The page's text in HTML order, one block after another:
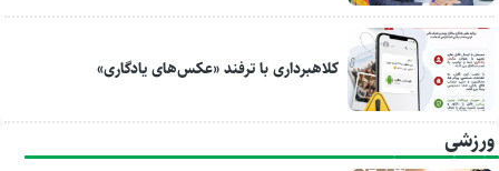
کلاهبرداری با ترفند «عکس‌های یادگاری»
ورزشی